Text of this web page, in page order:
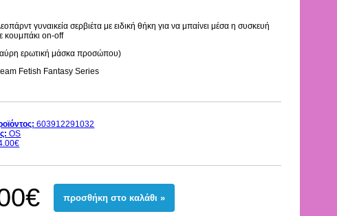
γυναικεία σερβιέτα με ειδική θήκη για να μπαίνει μέσα η συσκευή
κουμπάκι on-off
ερωτική μάσκα προσώπου)
Fetish Fantasy Series
603912291032
OS
προσθήκη στο καλάθι »